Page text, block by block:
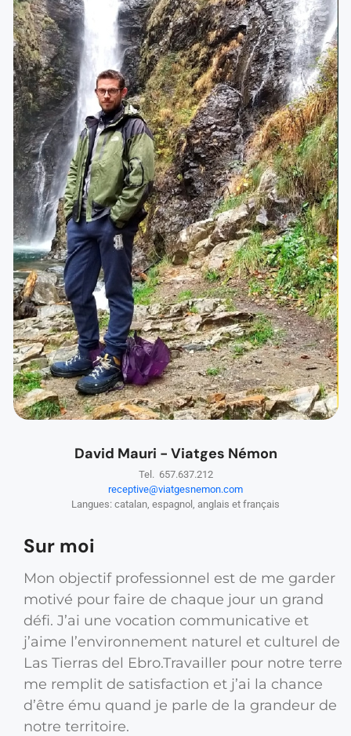
David Mauri - Viatges Némon
Tel. 657.637.212
receptive@viatgesnemon.com
Langues: catalan, espagnol, anglais et français
Sur moi
Mon objectif professionnel est de me garder
motivé pour faire de chaque jour un grand
défi. J’ai une vocation communicative et
j’aime l’environnement naturel et culturel de
Las Tierras del Ebro.Travailler pour notre terre
me remplit de satisfaction et j’ai la chance
d’être ému quand je parle de la grandeur de
notre territoire.